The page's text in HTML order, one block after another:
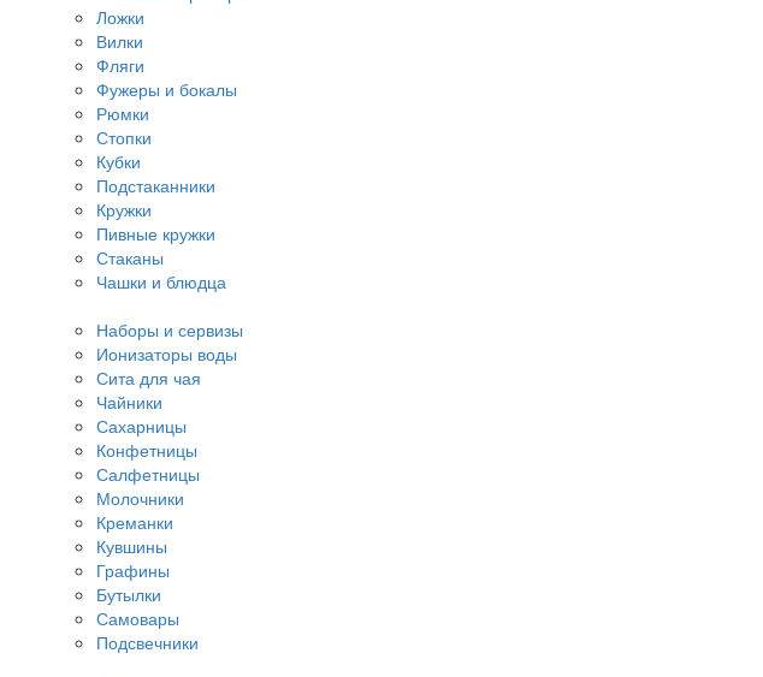
Ложки
Вилки
Фляги
Фужеры и бокалы
Рюмки
Стопки
Кубки
Подстаканники
Кружки
Пивные кружки
Стаканы
Чашки и блюдца
Наборы и сервизы
Ионизаторы воды
Сита для чая
Чайники
Сахарницы
Конфетницы
Салфетницы
Молочники
Креманки
Кувшины
Графины
Бутылки
Самовары
Подсвечники